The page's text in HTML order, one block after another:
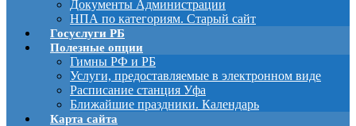
Документы Администрации
НПА по категориям. Старый сайт
Госуслуги РБ
Полезные опции
Гимны РФ и РБ
Услуги, предоставляемые в электронном виде
Расписание станция Уфа
Ближайшие праздники. Календарь
Карта сайта